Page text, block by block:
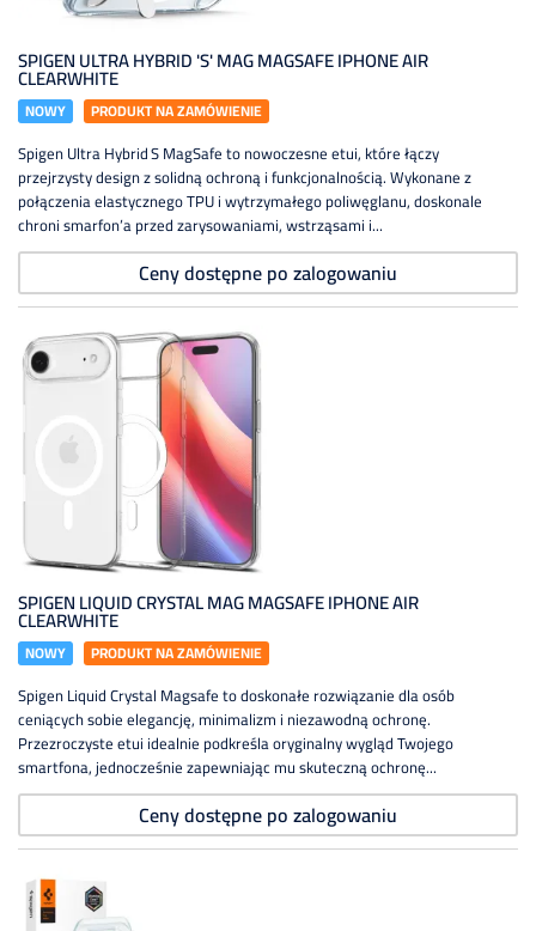
SPIGEN ULTRA HYBRID 'S' MAG MAGSAFE IPHONE AIR
CLEARWHITE
NOWY PRODUKT NA ZAMÓWIENIE
Spigen Ultra Hybrid S MagSafe to nowoczesne etui, które łączy
przejrzysty design z solidną ochroną i funkcjonalnością. Wykonane z
połączenia elastycznego TPU i wytrzymałego poliwęglanu, doskonale
chroni smarfon’a przed zarysowaniami, wstrząsami i...
Ceny dostępne po zalogowaniu
SPIGEN LIQUID CRYSTAL MAG MAGSAFE IPHONE AIR
CLEARWHITE
NOWY PRODUKT NA ZAMÓWIENIE
Spigen Liquid Crystal Magsafe to doskonałe rozwiązanie dla osób
ceniących sobie elegancję, minimalizm i niezawodną ochronę.
Przezroczyste etui idealnie podkreśla oryginalny wygląd Twojego
smartfona, jednocześnie zapewniając mu skuteczną ochronę...
Ceny dostępne po zalogowaniu